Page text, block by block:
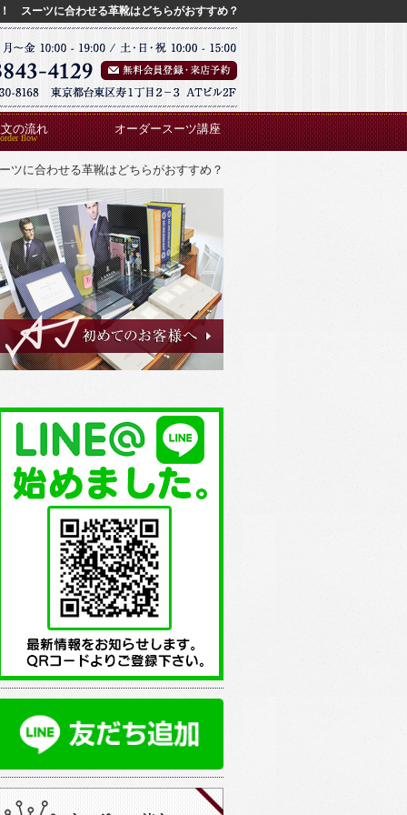
スーツに合わせる革靴はどちらがおすすめ？
の流れ オーダースーツ講座
ツに合わせる革靴はどちらがおすすめ？